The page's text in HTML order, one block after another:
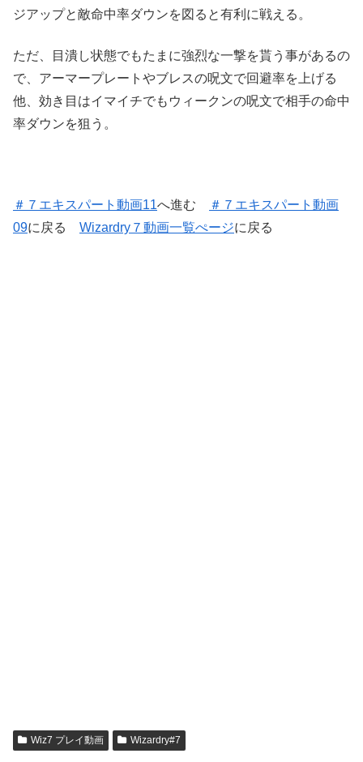
ジアップと敵命中率ダウンを図ると有利に戦える。
ただ、目潰し状態でもたまに強烈な一撃を貰う事があるの
で、アーマープレートやブレスの呪文で回避率を上げる
他、効き目はイマイチでもウィークンの呪文で相手の命中
率ダウンを狙う。
＃７エキスパート動画11へ進む
＃７エキスパート動画
09に戻る Wizardry７動画一覧ぺージに戻る
Wiz7 プレイ動画 Wizardry#7